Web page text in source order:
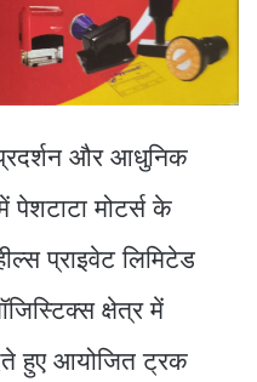
और आधुनिक
मोटर्स के
प्राइवेट लिमिटेड
क्षेत्र में
हुए आयोजित ट्रक